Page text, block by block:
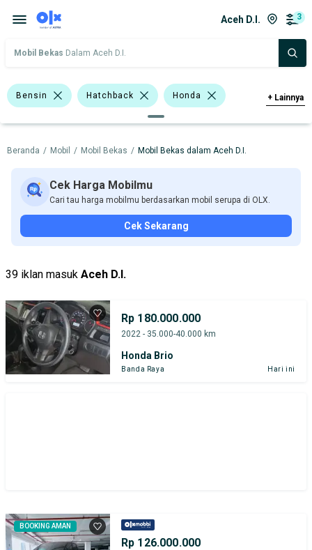
Aceh D.I. 3
Mobil Bekas Dalam Aceh D.I.
Bensin Hatchback Honda
Harga Merek Dan Model Tahun
Tipe Bodi Tipe Membership
+ Lainnya
Beranda / Mobil / Mobil Bekas / Mobil Bekas dalam Aceh D.I.
Cek Harga Mobilmu
Cari tau harga mobilmu berdasarkan mobil serupa di OLX.
Cek Sekarang
39 iklan masuk Aceh D.I.
Rp 180.000.000
2022 - 35.000-40.000 km
Honda Brio
Banda Raya Hari ini
BOOKING AMAN
Rp 126.000.000